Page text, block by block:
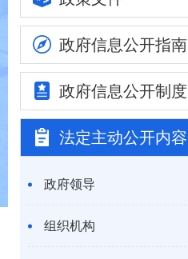
政府信息公开指南
政府信息公开制度
法定主动公开内容
政府领导
组织机构